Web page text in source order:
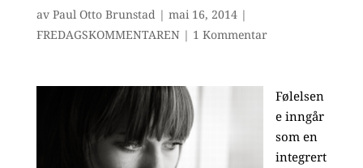
av Paul Otto Brunstad| mai 16, 2014|
FREDAGSKOMMENTAREN| 1 Kommentar
Følelsen
e inngår
som en
integrert